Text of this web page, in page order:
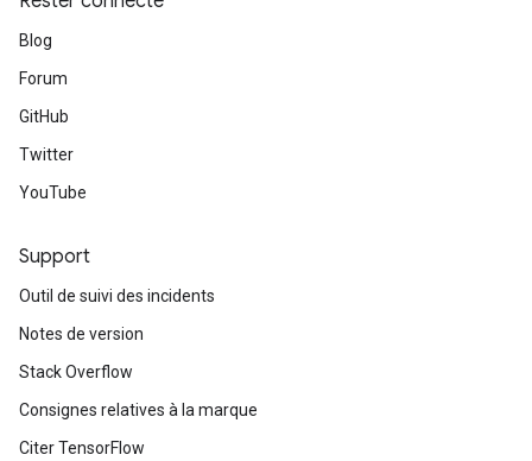
Blog
Forum
GitHub
Twitter
YouTube
Support
Outil de suivi des incidents
Notes de version
Stack Overflow
Consignes relatives à la marque
Citer TensorFlow